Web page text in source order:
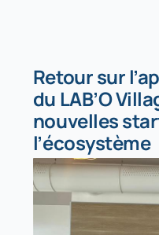
Retour sur
du LAB’O
nouvelles
l’écosystème